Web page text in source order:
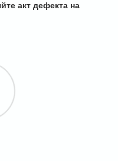
акт дефекта на